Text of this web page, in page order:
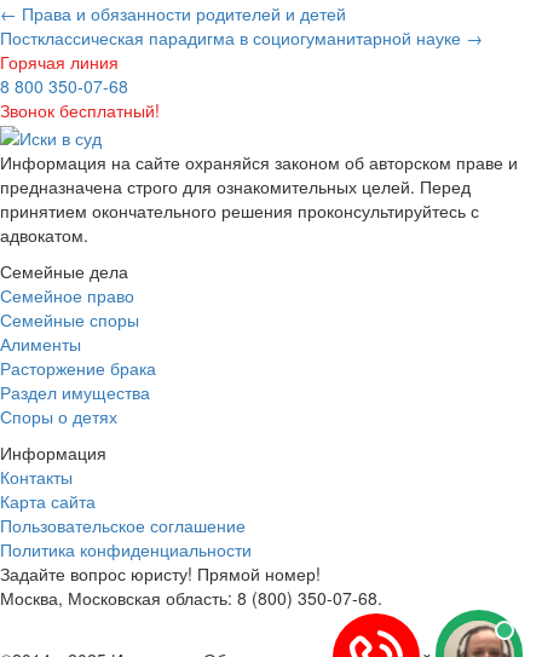
← Права и обязанности родителей и детей
Постклассическая парадигма в социогуманитарной науке →
Горячая линия
8 800 350-07-68
Звонок бесплатный!
Информация на сайте охраняйся законом об авторском праве и
предназначена строго для ознакомительных целей. Перед
принятием окончательного решения проконсультируйтесь с
адвокатом.
Семейные дела
Семейное право
Семейные споры
Алименты
Расторжение брака
Раздел имущества
Споры о детях
Информация
Контакты
Карта сайта
Пользовательское соглашение
Политика конфиденциальности
Задайте вопрос юристу! Прямой номер!
Москва, Московская область: 8 (800) 350-07-68.